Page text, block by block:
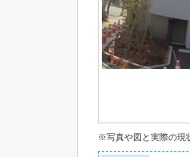
※写真や図と実際の現